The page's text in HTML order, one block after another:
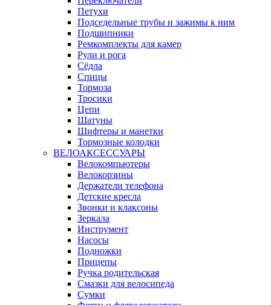
Петухи
Подседельные трубы и зажимы к ним
Подшипники
Ремкомплекты для камер
Рули и рога
Сёдла
Спицы
Тормоза
Тросики
Цепи
Шатуны
Шифтеры и манетки
Тормозные колодки
ВЕЛОАКСЕССУАРЫ
Велокомпьютеры
Велокорзины
Держатели телефона
Детские кресла
Звонки и клаксоны
Зеркала
Инструмент
Насосы
Подножки
Прицепы
Ручка родительская
Смазки для велосипеда
Сумки